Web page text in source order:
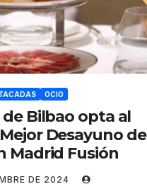
OCIO
Bilbao opta al
Desayuno de
Madrid Fusión
DE 2024